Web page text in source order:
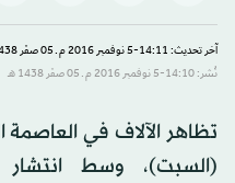
آخر تحديث: 14:11-5 نوفمبر 2016 م ـ 05 صفَر 1438 هـ
نُشر: 14:10-5 نوفمبر 2016 م ـ 05 صفَر 1438 هـ
تظاهر الآلاف في العاصمة
(السبت)، وسط